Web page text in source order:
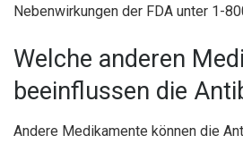
Nebenwirkungen der FDA unter 1-
Welche anderen
beeinflussen die
Andere Medikamente können die